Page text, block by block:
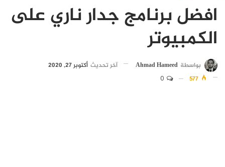
افضل برنامج جدار ناري على
الكمبيوتر
بواسطة Ahmad Hameed آخر تحديث أكتوبر 27, 2020